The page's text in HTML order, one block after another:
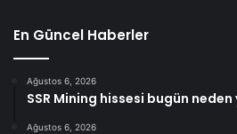
En Güncel Haberler
Ağustos 6, 2026
SSR Mining hissesi bugün
Ağustos 6, 2026